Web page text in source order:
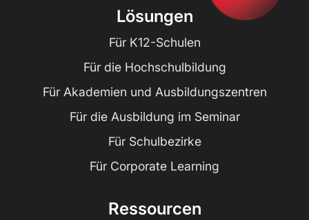
Lösungen
Für K12-Schulen
Für die Hochschulbildung
Für Akademien und Ausbildungszentren
Für die Ausbildung im Seminar
Für Schulbezirke
Für Corporate Learning
Ressourcen